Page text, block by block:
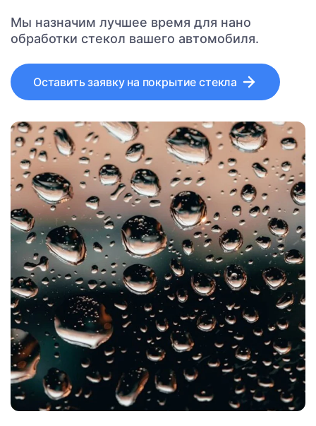
Мы назначим лучшее время для нано
обработки стекол вашего автомобиля.
Оставить заявку на покрытие стекла